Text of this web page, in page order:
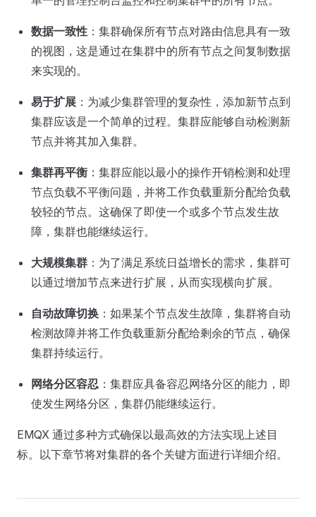
数据一致性 ：集群确保所有节点对路由信息具有一致
的视图，这是通过在集群中的所有节点之间复制数据
来实现的。
易于扩展 ：为减少集群管理的复杂性，添加新节点到
集群应该是一个简单的过程。集群应能够自动检测新
节点并将其加入集群。
集群再平衡 ：集群应能以最小的操作开销检测和处理
节点负载不平衡问题，并将工作负载重新分配给负载
较轻的节点。这确保了即使一个或多个节点发生故
障，集群也能继续运行。
大规模集群 ：为了满足系统日益增长的需求，集群可
以通过增加节点来进行扩展，从而实现横向扩展。
自动故障切换 ：如果某个节点发生故障，集群将自动
检测故障并将工作负载重新分配给剩余的节点，确保
集群持续运行。
网络分区容忍 ：集群应具备容忍网络分区的能力，即
使发生网络分区，集群仍能继续运行。
EMQX 通过多种方式确保以最高效的方法实现上述目
标。以下章节将对集群的各个关键方面进行详细介绍。